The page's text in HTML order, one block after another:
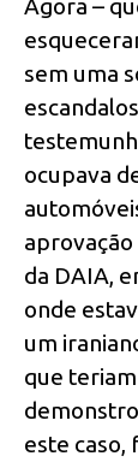
Agora –
sem uma
ocupava
da DAIA,
onde
um
que
este caso,